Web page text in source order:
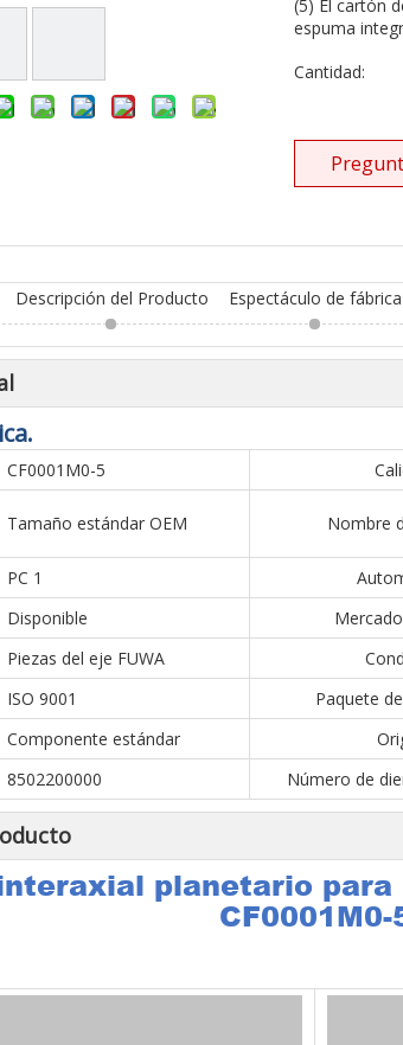
(5) El cartón
espuma
Cantidad:
Descripción del Producto Espectáculo de fábrica
CF0001M0-5
Tamaño estándar OEM Nombre
PC 1
Disponible
Piezas del eje FUWA
ISO 9001
Paquete
Componente estándar
8502200000 Número de
planetario para
CF0001M0-